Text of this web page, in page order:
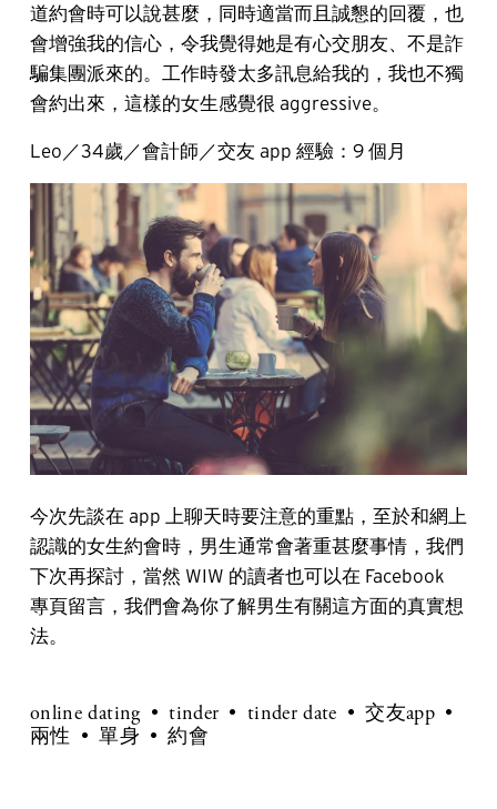
道約會時可以說甚麼，同時適當而且誠懇的回覆，也
會增強我的信心，令我覺得她是有心交朋友、不是詐
騙集團派來的。工作時發太多訊息給我的，我也不獨
會約出來，這樣的女生感覺很 aggressive。
Leo／34歲／會計師／交友 app 經驗：9 個月
今次先談在 app 上聊天時要注意的重點，至於和網上
認識的女生約會時，男生通常會著重甚麼事情，我們
下次再探討，當然 WIW 的讀者也可以在 Facebook
專頁留言，我們會為你了解男生有關這方面的真實想
法。
online dating tinder tinder date
交友app
兩性
單身 約會